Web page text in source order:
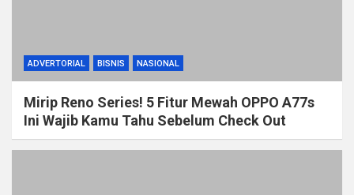
ADVERTORIAL BISNIS NASIONAL
Mirip Reno Series! 5 Fitur Mewah OPPO A77s
Ini Wajib Kamu Tahu Sebelum Check Out